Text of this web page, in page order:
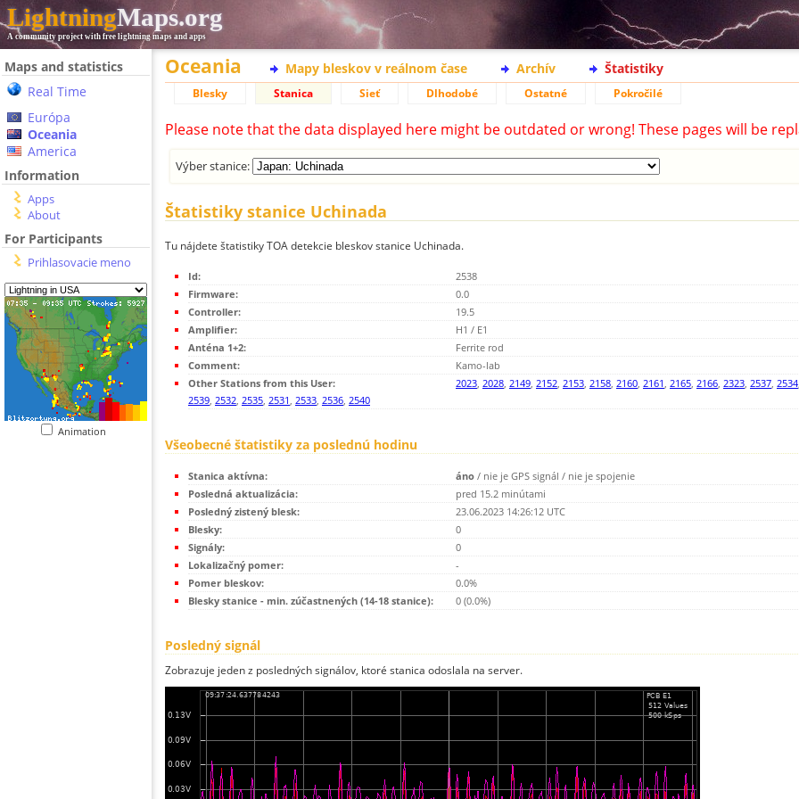
LightningMaps.org
A community project with free lightning maps and apps
Maps and statistics
Real Time
Európa
Oceania
America
Information
Apps
About
For Participants
Prihlasovacie meno
Animation
Oceania Mapy bleskov v reálnom čase Archív Štatistiky
Blesky Stanica Sieť Dlhodobé Ostatné Pokročilé
Please note that the data displayed here might be outdated or wrong! These pages will be
Výber stanice:
Štatistiky stanice Uchinada
Tu nájdete štatistiky TOA detekcie bleskov stanice Uchinada.
Id:
2538
Firmware:
0.0
Controller:
19.5
Amplifier:
H1 / E1
Anténa 1+2:
Ferrite rod
Comment:
Kamo-lab
Other Stations from this User:
2023, 2028, 2149, 2152, 2153, 2158, 2160, 2161, 2165, 2166, 2323, 2537, 2534,
2539, 2532, 2535, 2531, 2533, 2536, 2540
Všeobecné štatistiky za poslednú hodinu
Stanica aktívna: áno / nie je GPS signál / nie je spojenie
Posledná aktualizácia:
pred 15.2 minútami
Posledný zistený blesk:
23.06.2023 14:26:12 UTC
Blesky:
0
Signály:
0
Lokalizačný pomer:
-
Pomer bleskov:
0.0%
Blesky stanice - min. zúčastnených (14-18 stanice):
0 (0.0%)
Posledný signál
Zobrazuje jeden z posledných signálov, ktoré stanica odoslala na server.